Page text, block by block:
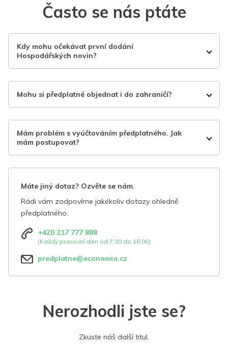
Často se nás ptáte
Kdy mohu očekávat první dodání
Hospodářských novin?
Mohu si předplatné objednat i do zahraničí?
Mám problém s vyúčtováním předplatného. Jak
mám postupovat?
Máte jiný dotaz? Ozvěte se nám.
Rádi vám zodpovíme jakékoliv dotazy ohledně
předplatného.
+420 217 777 888
(Každý pracovní den od 7:30 do 16:00)
predplatne@economia.cz
Nerozhodli jste se?
Zkuste náš další titul.